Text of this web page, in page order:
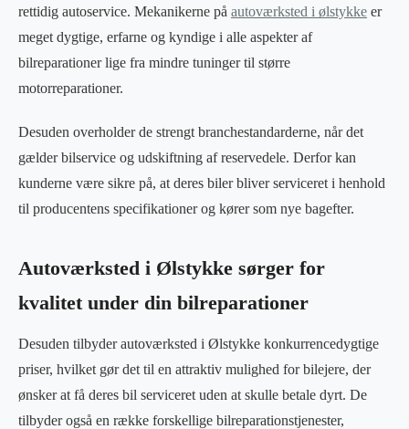
rettidig autoservice. Mekanikerne på autoværksted i ølstykke er
meget dygtige, erfarne og kyndige i alle aspekter af
bilreparationer lige fra mindre tuninger til større
motorreparationer.
Desuden overholder de strengt branchestandarderne, når det
gælder bilservice og udskiftning af reservedele. Derfor kan
kunderne være sikre på, at deres biler bliver serviceret i henhold
til producentens specifikationer og kører som nye bagefter.
Autoværksted i Ølstykke sørger for
kvalitet under din bilreparationer
Desuden tilbyder autoværksted i Ølstykke konkurrencedygtige
priser, hvilket gør det til en attraktiv mulighed for bilejere, der
ønsker at få deres bil serviceret uden at skulle betale dyrt. De
tilbyder også en række forskellige bilreparationstjenester,